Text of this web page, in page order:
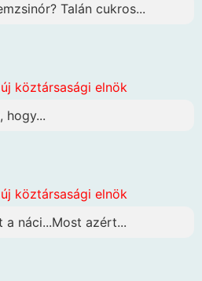
Talán cukros...
köztársasági elnök
hogy...
köztársasági elnök
náci...Most azért...